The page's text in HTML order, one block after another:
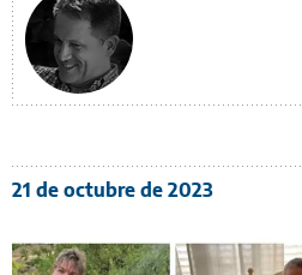
21 de octubre de 2023